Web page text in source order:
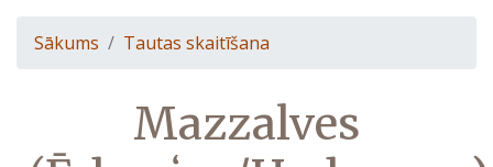
Sākums Tautas skaitīšana
Mazzalves